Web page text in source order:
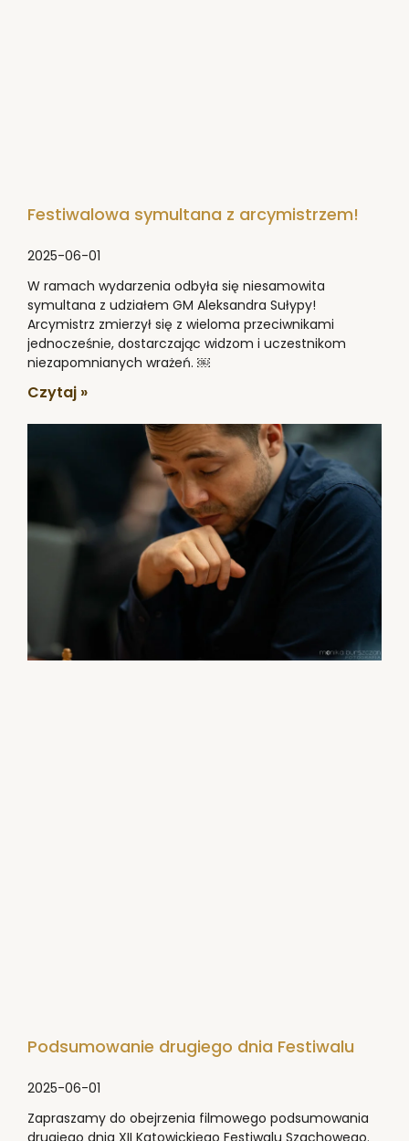
Festiwalowa symultana z arcymistrzem!
2025-06-01
W ramach wydarzenia odbyła się niesamowita
symultana z udziałem GM Aleksandra Sułypy!
Arcymistrz zmierzył się z wieloma przeciwnikami
jednocześnie, dostarczając widzom i uczestnikom
niezapomnianych wrażeń. ￼
Czytaj »
Podsumowanie drugiego dnia Festiwalu
2025-06-01
Zapraszamy do obejrzenia filmowego podsumowania
drugiego dnia XII Katowickiego Festiwalu Szachowego.